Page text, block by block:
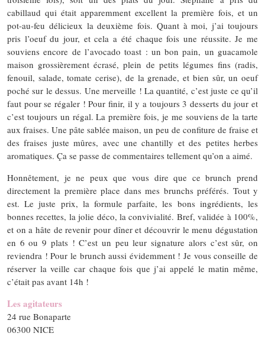
cabillaud qui était apparemment excellent la première fois, et un
pot-au-feu délicieux la deuxième fois. Quant à moi, j’ai toujours
pris l’oeuf du jour, et cela a été chaque fois une réussite. Je me
souviens encore de l’avocado toast : un bon pain, un guacamole
maison grossièrement écrasé, plein de petits légumes fins (radis,
fenouil, salade, tomate cerise), de la grenade, et bien sûr, un oeuf
poché sur le dessus. Une merveille ! La quantité, c’est juste ce qu’il
faut pour se régaler ! Pour finir, il y a toujours 3 desserts du jour et
c’est toujours un régal. La première fois, je me souviens de la tarte
aux fraises. Une pâte sablée maison, un peu de confiture de fraise et
des fraises juste mûres, avec une chantilly et des petites herbes
aromatiques. Ça se passe de commentaires tellement qu’on a aimé.
Honnêtement, je ne peux que vous dire que ce brunch prend
directement la première place dans mes brunchs préférés. Tout y
est. Le juste prix, la formule parfaite, les bons ingrédients, les
bonnes recettes, la jolie déco, la convivialité. Bref, validée à 100%,
et on a hâte de revenir pour dîner et découvrir le menu dégustation
en 6 ou 9 plats ! C’est un peu leur signature alors c’est sûr, on
reviendra ! Pour le brunch aussi évidemment ! Je vous conseille de
réserver la veille car chaque fois que j’ai appelé le matin même,
c’était pas avant 14h !
Les agitateurs
24 rue Bonaparte
06300 NICE